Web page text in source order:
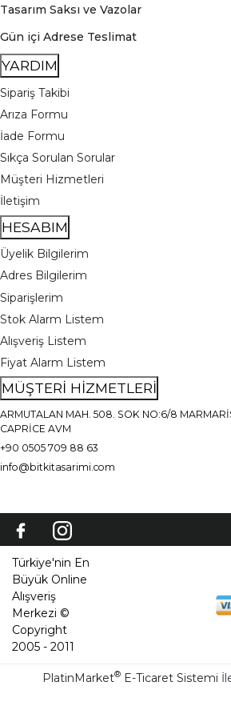
Tasarım Saksı ve Vazolar
Gün içi Adrese Teslimat
YARDIM
Sipariş Takibi
Arıza Formu
İade Formu
Sıkça Sorulan Sorular
Müşteri Hizmetleri
İletişim
HESABIM
Üyelik Bilgilerim
Adres Bilgilerim
Siparişlerim
Stok Alarm Listem
Alışveriş Listem
Fiyat Alarm Listem
MÜŞTERİ HİZMETLERİ
ARMUTALAN MAH. 508. SOK NO:6/8
CAPRİCE AVM
+90 0505 709 88 63
info@bitkitasarimi.com
Türkiye'nin En
Büyük Online
Alışveriş
Merkezi ©
Copyright
2005 - 2011
PlatinMarket® E-Ticaret Sistemi